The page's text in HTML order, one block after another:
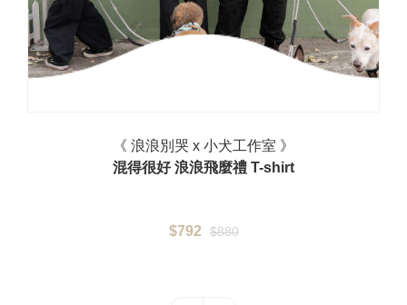
《 浪浪別哭 x 小犬工作室 》
混得很好 浪浪飛麼禮 T-shirt
$792 $880